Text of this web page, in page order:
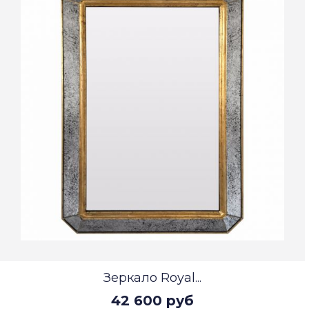
Зеркало Royal...
42 600 руб